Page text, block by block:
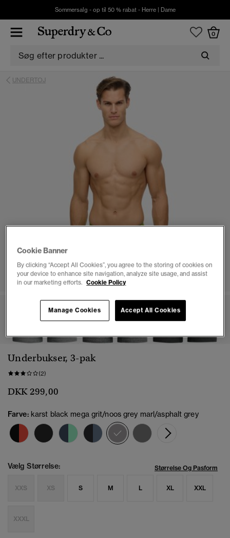
Sommersalg - op til 50 % rabat - Herre| Dame
0
UNDERTOJ
2 3 5 6 7
Underbukser, 3-pak
(2)
DKK 299,00
Farve: karst black mega grit/noos grey marl/asphalt grey
valgt
Vælg Størrelse: Størrelse Og Pasform
XXS XS S M L XL XXL
XXXL
Cookie Banner
By clicking “Accept All Cookies”, you agree to the storing of cookies on
your device to enhance site navigation, analyze site usage, and assist
in our marketing efforts. Cookie Policy
Accept All Cookies
Manage Cookies